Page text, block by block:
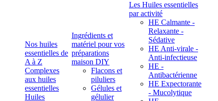
Nos huiles
essentielles de
A à Z
Complexes
aux huiles
essentielles
Huiles
Ingrédients et
matériel pour vos
préparations
maison DIY
Flacons et
piluliers
Gélules et
gélulier
Les Huiles essentielles
par activité
HE Calmante -
Relaxante -
Sédative
HE Anti-virale -
Anti-infectieuse
HE -
Antibactérienne
HE Expectorante
- Mucolytique